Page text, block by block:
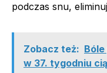
podczas snu,
Zobacz też:
w 37. tygodniu